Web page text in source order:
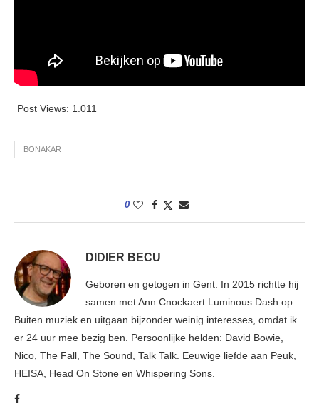
Post Views: 1.011
BONAKAR
0
DIDIER BECU
Geboren en getogen in Gent. In 2015 richtte hij
samen met Ann Cnockaert Luminous Dash op.
Buiten muziek en uitgaan bijzonder weinig interesses, omdat ik
er 24 uur mee bezig ben. Persoonlijke helden: David Bowie,
Nico, The Fall, The Sound, Talk Talk. Eeuwige liefde aan Peuk,
HEISA, Head On Stone en Whispering Sons.